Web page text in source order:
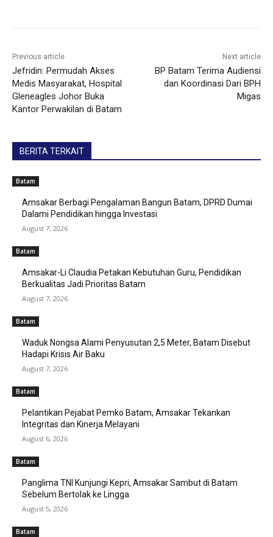
Previous article
Jefridin: Permudah Akses
Medis Masyarakat, Hospital
Gleneagles Johor Buka
Kantor Perwakilan di Batam
Next article
BP Batam Terima Audiensi
dan Koordinasi Dari BPH
Migas
BERITA TERKAIT
Batam
Amsakar Berbagi Pengalaman Bangun Batam, DPRD Dumai
Dalami Pendidikan hingga Investasi
August 7, 2026
Batam
Amsakar-Li Claudia Petakan Kebutuhan Guru, Pendidikan
Berkualitas Jadi Prioritas Batam
August 7, 2026
Batam
Waduk Nongsa Alami Penyusutan 2,5 Meter, Batam Disebut
Hadapi Krisis Air Baku
August 7, 2026
Batam
Pelantikan Pejabat Pemko Batam, Amsakar Tekankan
Integritas dan Kinerja Melayani
August 6, 2026
Batam
Panglima TNI Kunjungi Kepri, Amsakar Sambut di Batam
Sebelum Bertolak ke Lingga
August 5, 2026
Batam